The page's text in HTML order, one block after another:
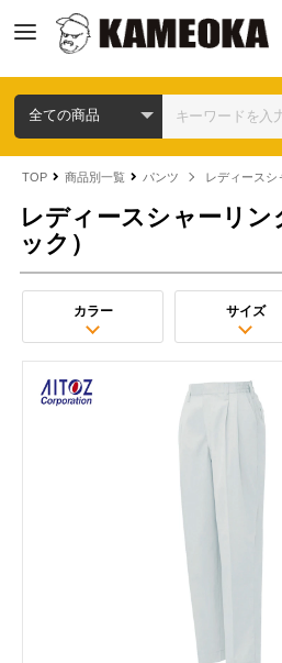
TOP 商品別一覧 パンツ レディースシ
レディースシャーリン
ック）
カラー サイズ